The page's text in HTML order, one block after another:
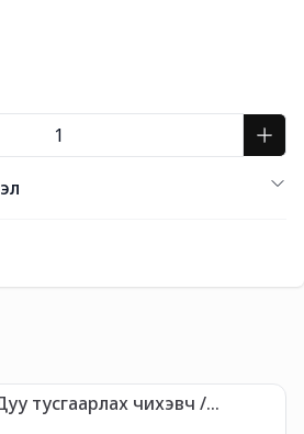
тусгаарлах чихэвч /